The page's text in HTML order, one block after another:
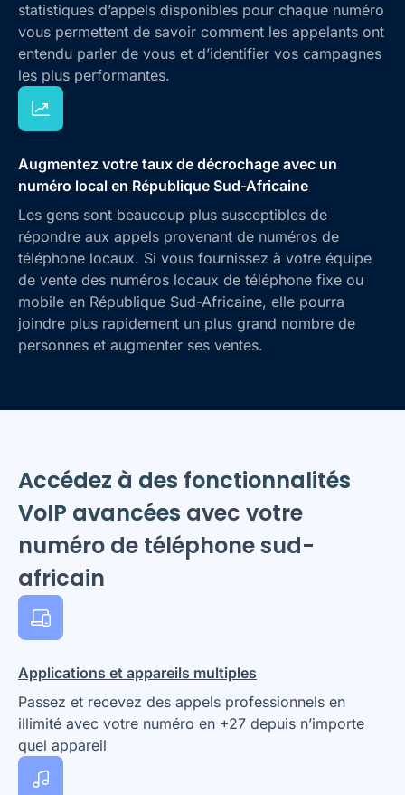
statistiques d’appels disponibles pour chaque numéro
vous permettent de savoir comment les appelants ont
entendu parler de vous et d’identifier vos campagnes
les plus performantes.
Augmentez votre taux de décrochage avec un
numéro local en République Sud-Africaine
Les gens sont beaucoup plus susceptibles de
répondre aux appels provenant de numéros de
téléphone locaux. Si vous fournissez à votre équipe
de vente des numéros locaux de téléphone fixe ou
mobile en République Sud-Africaine, elle pourra
joindre plus rapidement un plus grand nombre de
personnes et augmenter ses ventes.
Accédez à des fonctionnalités
VoIP avancées avec votre
numéro de téléphone sud-
africain
Applications et appareils multiples
Passez et recevez des appels professionnels en
illimité avec votre numéro en +27 depuis n’importe
quel appareil